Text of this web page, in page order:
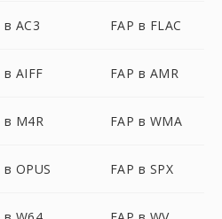
в AC3 FAP в FLAC
в AIFF FAP в AMR
в M4R FAP в WMA
в OPUS FAP в SPX